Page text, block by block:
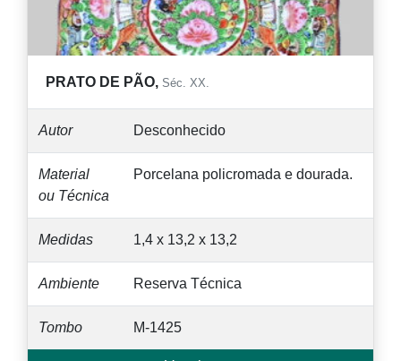
PRATO DE PÃO, Séc. XX.
Autor Desconhecido
Material
ou Técnica
Porcelana policromada e dourada.
Medidas 1,4 x 13,2 x 13,2
Ambiente Reserva Técnica
Tombo M-1425